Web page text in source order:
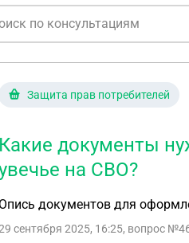
Защита прав потребителей
Какие документы
на СВО?
Опись документов для
сентября 2025, 16:25, вопрос